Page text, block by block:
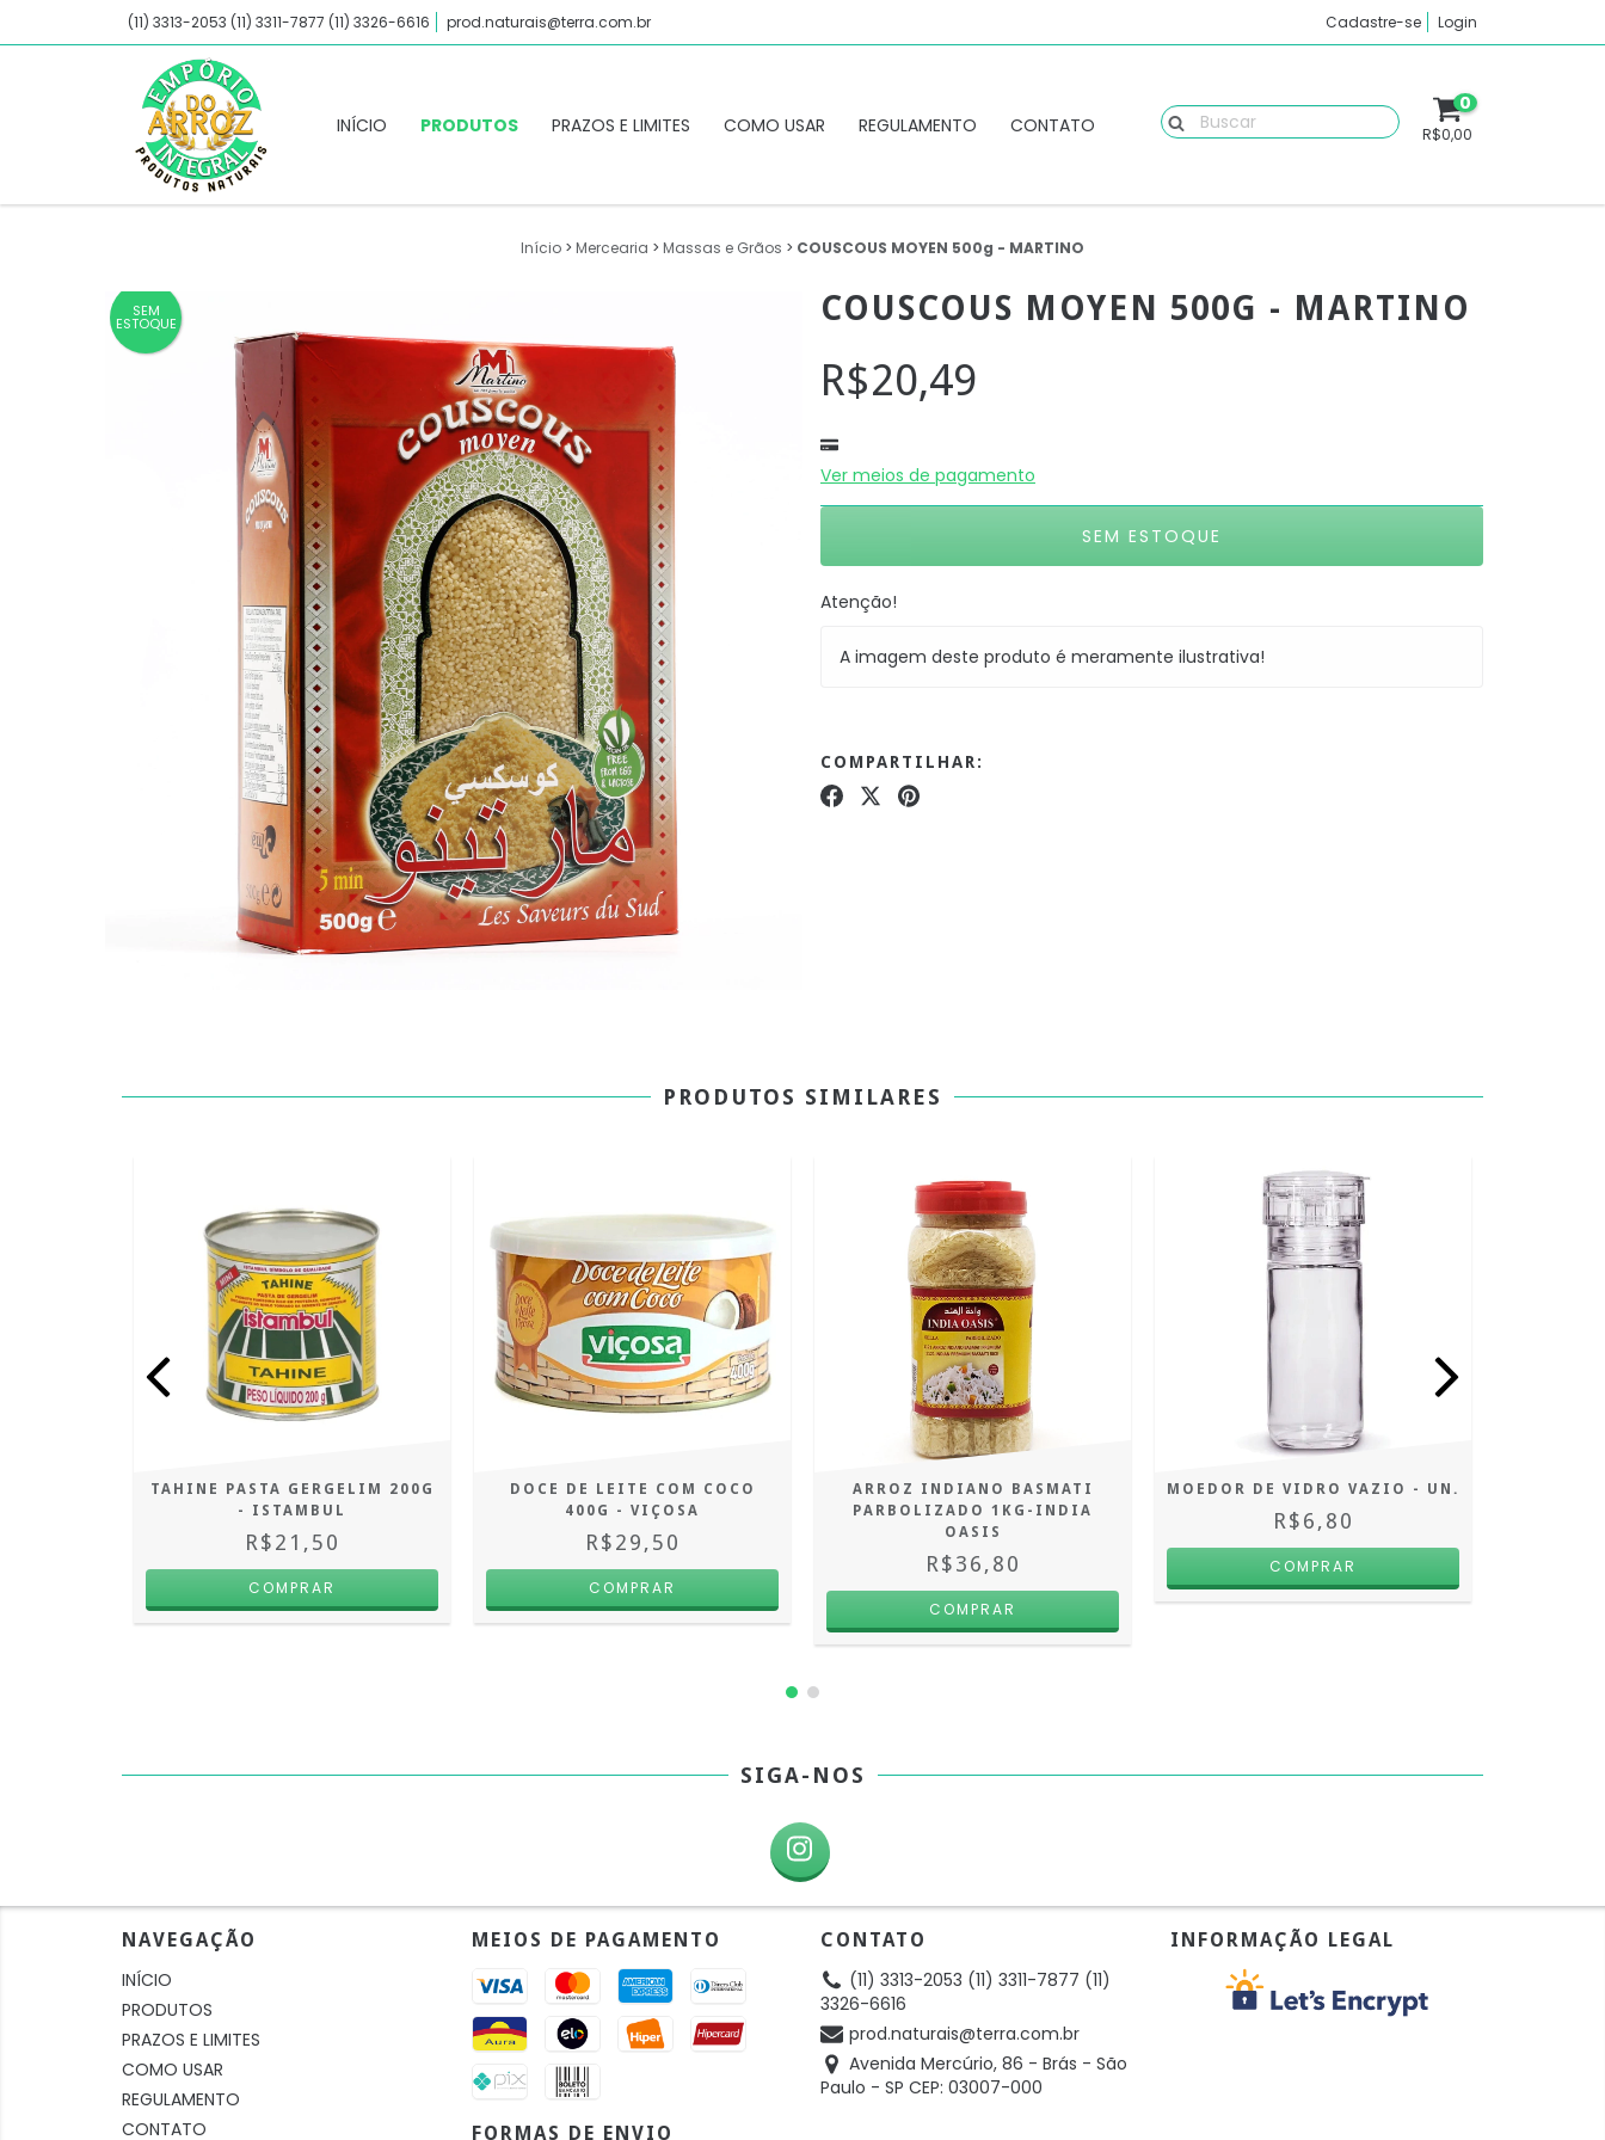
(11) 3313-2053 (11) 3311-7877 (11) 3326-6616 prod.naturais@terra.com.br Cadastre-se Login
INÍCIO PRODUTOS PRAZOS E LIMITES COMO USAR REGULAMENTO CONTATO
0
R$0,00
Início > Mercearia > Massas e Grãos > COUSCOUS MOYEN 500g - MARTINO
SEM
ESTOQUE COUSCOUS MOYEN 500G - MARTINO
R$20,49
Ver meios de pagamento
Atenção!
A imagem deste produto é meramente ilustrativa!
COMPARTILHAR:
PRODUTOS SIMILARES
TAHINE PASTA GERGELIM 200G
- ISTAMBUL
R$21,50
DOCE DE LEITE COM COCO
400G - VIÇOSA
R$29,50
ARROZ INDIANO BASMATI
PARBOLIZADO 1KG-INDIA
OASIS
R$36,80
MOEDOR DE VIDRO VAZIO - UN.
R$6,80
SIGA-NOS
NAVEGAÇÃO
INÍCIO
PRODUTOS
PRAZOS E LIMITES
COMO USAR
REGULAMENTO
CONTATO
MEIOS DE PAGAMENTO
FORMAS DE ENVIO
CONTATO
(11) 3313-2053 (11) 3311-7877 (11)
3326-6616
prod.naturais@terra.com.br
Avenida Mercúrio, 86 - Brás - São
Paulo - SP CEP: 03007-000
INFORMAÇÃO LEGAL